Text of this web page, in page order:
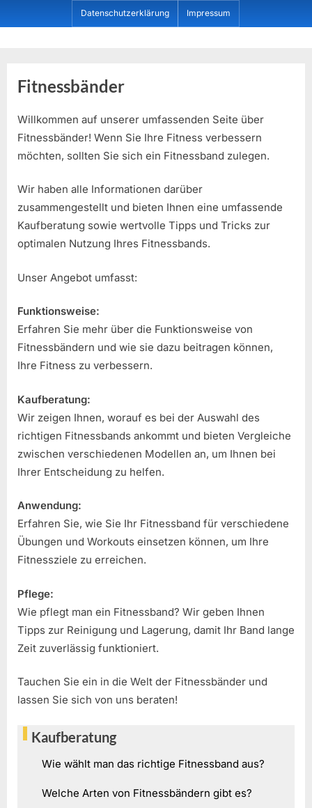
to
Datenschutzerklärung Impressum
Fitnessbänder
Willkommen auf unserer umfassenden Seite über
Fitnessbänder! Wenn Sie Ihre Fitness verbessern
möchten, sollten Sie sich ein Fitnessband zulegen.
Wir haben alle Informationen darüber
zusammengestellt und bieten Ihnen eine umfassende
Kaufberatung sowie wertvolle Tipps und Tricks zur
optimalen Nutzung Ihres Fitnessbands.
Unser Angebot umfasst:
Funktionsweise:
Erfahren Sie mehr über die Funktionsweise von
Fitnessbändern und wie sie dazu beitragen können,
Ihre Fitness zu verbessern.
Kaufberatung:
Wir zeigen Ihnen, worauf es bei der Auswahl des
richtigen Fitnessbands ankommt und bieten Vergleiche
zwischen verschiedenen Modellen an, um Ihnen bei
Ihrer Entscheidung zu helfen.
Anwendung:
Erfahren Sie, wie Sie Ihr Fitnessband für verschiedene
Übungen und Workouts einsetzen können, um Ihre
Fitnessziele zu erreichen.
Pflege:
Wie pflegt man ein Fitnessband? Wir geben Ihnen
Tipps zur Reinigung und Lagerung, damit Ihr Band lange
Zeit zuverlässig funktioniert.
Tauchen Sie ein in die Welt der Fitnessbänder und
lassen Sie sich von uns beraten!
Kaufberatung
Wie wählt man das richtige Fitnessband aus?
Welche Arten von Fitnessbändern gibt es?